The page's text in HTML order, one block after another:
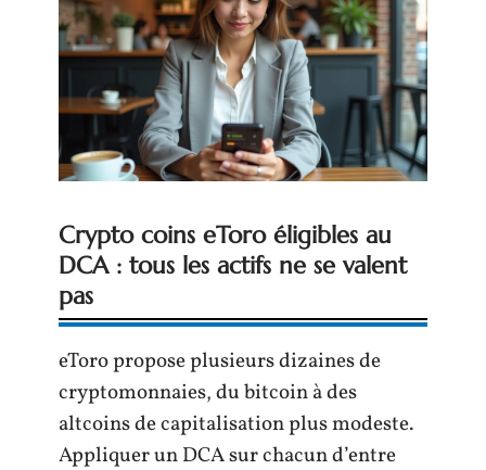
Crypto coins eToro éligibles au
DCA : tous les actifs ne se valent
pas
eToro propose plusieurs dizaines de
cryptomonnaies, du bitcoin à des
altcoins de capitalisation plus modeste.
Appliquer un DCA sur chacun d’entre